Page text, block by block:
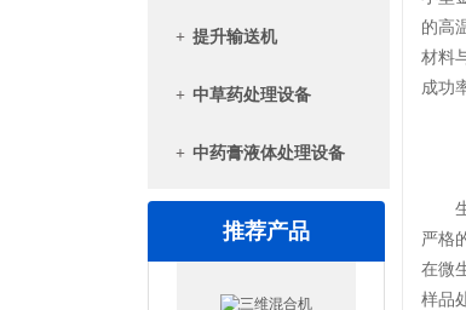
+ 提升输送机
+ 中草药处理设备
+ 中药膏液体处理设备
推荐产品
的高
材料
成功
生
严格
在微
样品